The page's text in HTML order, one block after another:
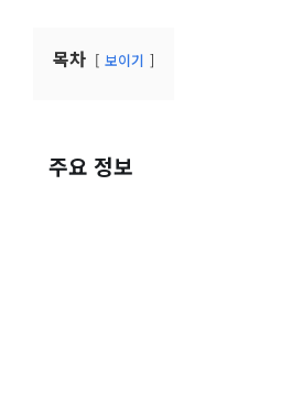
목차 보이기
주요 정보